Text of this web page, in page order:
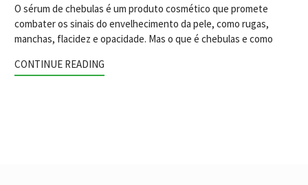
O sérum de chebulas é um produto cosmético que promete
combater os sinais do envelhecimento da pele, como rugas,
manchas, flacidez e opacidade. Mas o que é chebulas e como
CONTINUE READING